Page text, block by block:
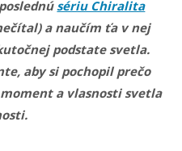
sériu Chiralita
a naučím ťa v nej
podstate svetla.
aby si pochopil prečo
a vlasnosti svetla